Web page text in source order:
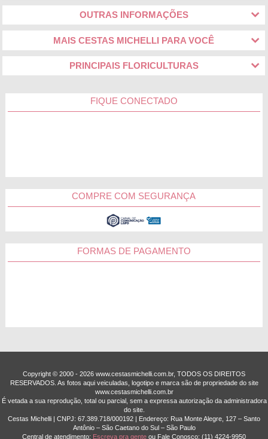
OUTRAS INFORMAÇÕES
MAIS CESTAS MICHELLI PARA VOCÊ
PRINCIPAIS FLORICULTURAS
FIQUE CONECTADO
COMPRE COM SEGURANÇA
FORMAS DE PAGAMENTO
Copyright © 2000 - ­2026 www.cestasmichelli.com.br, TODOS OS DIREITOS
RESERVADOS. As fotos aqui veiculadas, logotipo e marca são de propriedade do site
www.cestasmichelli.com.br
É vetada a sua reprodução, total ou parcial, sem a expressa autorização da administradora
do site.
Cestas Michelli | CNPJ: 67.389.718/0001­92 | Endereço: Rua Monte Alegre, 127 – Santo
Antônio – São Caetano do Sul – São Paulo
Central de atendimento: Escreva pra gente ou Fale Conosco: (11) 4224-9950